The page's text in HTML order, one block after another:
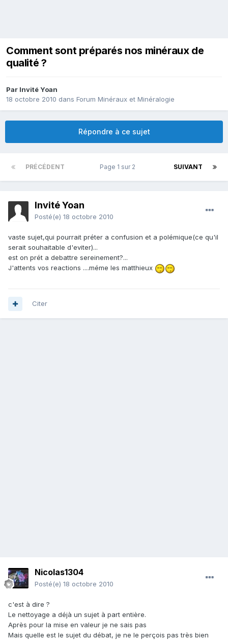
Comment sont préparés nos minéraux de
qualité ?
Par Invité Yoan
18 octobre 2010 dans Forum Minéraux et Minéralogie
Répondre à ce sujet
PRÉCÉDENT SUIVANT
Page 1 sur 2
Invité Yoan
Posté(e) 18 octobre 2010
vaste sujet,qui pourrait préter a confusion et a polémique(ce qu'il
serait souhaitable d'eviter)...
est on prét a debattre sereinement?...
J'attents vos reactions ....méme les matthieux
Citer
Nicolas1304
Posté(e) 18 octobre 2010
c'est à dire ?
Le nettoyage a déjà un sujet à part entière.
Après pour la mise en valeur je ne sais pas
Mais quelle est le sujet du débat, je ne le perçois pas très bien